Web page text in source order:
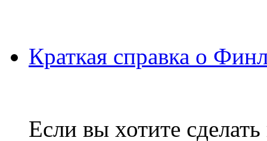
Краткая справка о
Если вы хотите